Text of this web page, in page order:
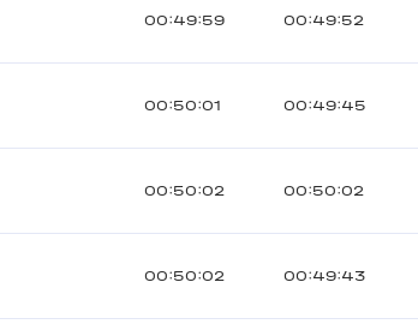
00:49:59 00:49:52
00:50:01 00:49:45
00:50:02 00:50:02
00:50:02 00:49:43